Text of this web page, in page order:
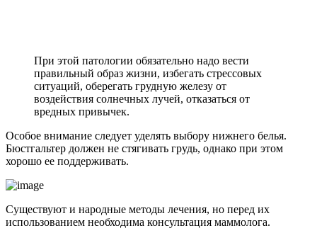
При этой патологии обязательно надо вести
правильный образ жизни, избегать стрессовых
ситуаций, оберегать грудную железу от
воздействия солнечных лучей, отказаться от
вредных привычек.
Особое внимание следует уделять выбору нижнего белья.
Бюстгальтер должен не стягивать грудь, однако при этом
хорошо ее поддерживать.
Существуют и народные методы лечения, но перед их
использованием необходима консультация маммолога.